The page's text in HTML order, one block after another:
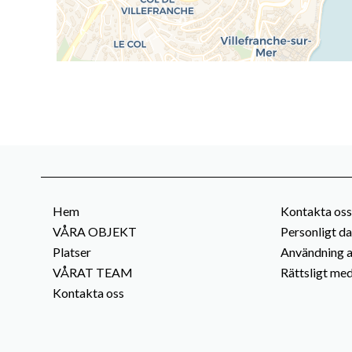
Hem
VÅRA OBJEKT
Platser
VÅRAT TEAM
Kontakta oss
Kontakta oss
Personligt
Användning
Rättsligt